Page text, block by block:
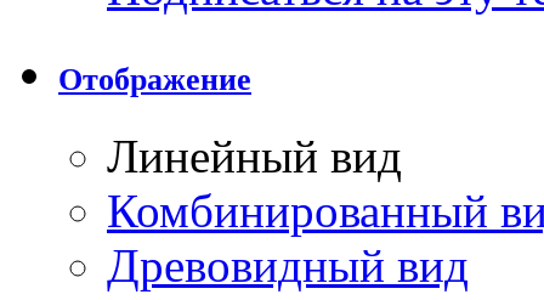
Отображение
Линейный вид
Комбинированный
Древовидный вид